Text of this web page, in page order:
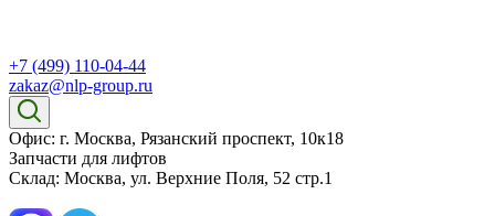
+7 (499) 110-04-44
zakaz@nlp-group.ru
Офис: г. Москва, Рязанский проспект, 10к18
Запчасти для лифтов
Склад: Москва, ул. Верхние Поля, 52 стр.1